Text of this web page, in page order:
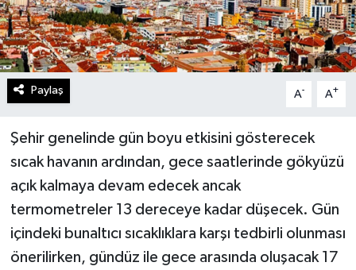
Paylaş A- A+
Şehir genelinde gün boyu etkisini gösterecek
sıcak havanın ardından, gece saatlerinde gökyüzü
açık kalmaya devam edecek ancak
termometreler 13 dereceye kadar düşecek. Gün
içindeki bunaltıcı sıcaklıklara karşı tedbirli olunması
önerilirken, gündüz ile gece arasında oluşacak 17